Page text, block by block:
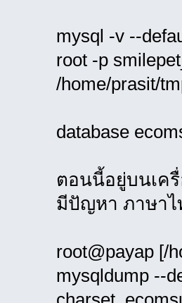
mysql -v --
root -p
/home/prasit/
database
ตอนนี้อยู่บนเครื่
มีปัญหา ภาษาไ
root@payap [/
mysqldump --